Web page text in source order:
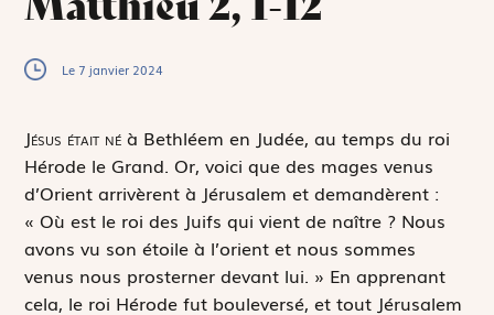
Le 7 janvier 2024
Jésus était né à Bethléem en Judée, au temps du roi
Hérode le Grand. Or, voici que des mages venus
d’Orient arrivèrent à Jérusalem et demandèrent :
« Où est le roi des Juifs qui vient de naître ? Nous
avons vu son étoile à l’orient et nous sommes
venus nous prosterner devant lui. » En apprenant
cela, le roi Hérode fut bouleversé, et tout Jérusalem